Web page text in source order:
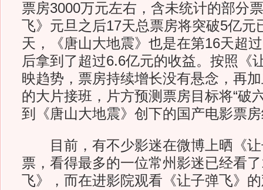
票房3000万元左右，含未统计的部分
飞》元旦之后17天总票房将突破5亿元
天，《唐山大地震》也是在第16天超
后拿到了超过6.6亿元的收益。按照《
映趋势，票房持续增长没有悬念，再
的大片接班，片方预测票房目标将“破
到《唐山大地震》创下的国产电影票
目前，有不少影迷在微博上晒《让
票，看得最多的一位常州影迷已经看
飞》，而在进影院观看《让子弹飞》